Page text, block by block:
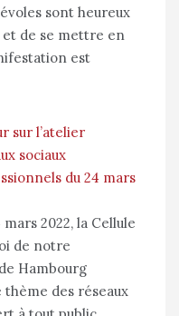
sont heureux
et de se mettre en
est
sur l’atelier
sociaux
du 24 mars
mars 2022, la Cellule
de notre
Hambourg
des réseaux